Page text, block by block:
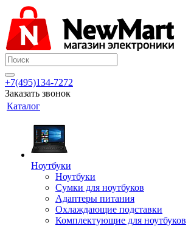
+7(495)134-7272
Заказать звонок
Каталог
Ноутбуки
Ноутбуки
Сумки для ноутбуков
Адаптеры питания
Охлаждающие подставки
Комплектующие для ноутбуков